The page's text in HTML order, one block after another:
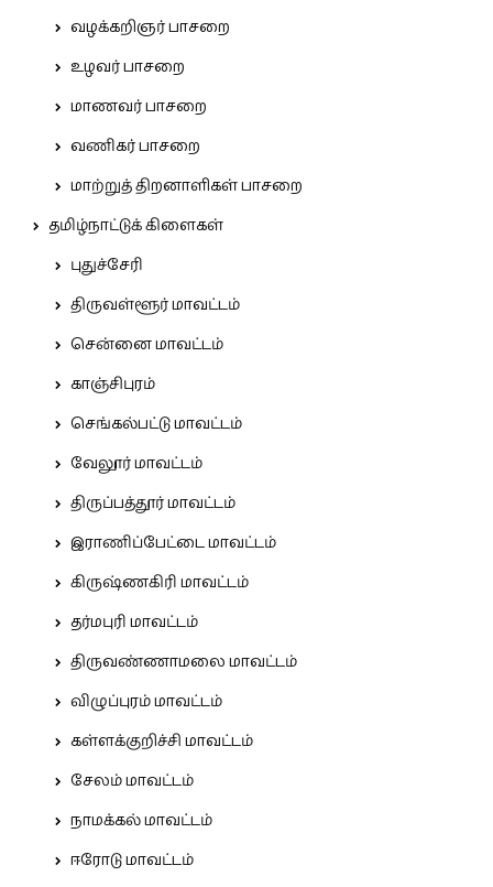
வழக்கறிஞர் பாசறை
உழவர் பாசறை
மாணவர் பாசறை
வணிகர் பாசறை
மாற்றுத் திறனாளிகள் பாசறை
தமிழ்நாட்டுக் கிளைகள்
புதுச்சேரி
திருவள்ளூர் மாவட்டம்
சென்னை மாவட்டம்
காஞ்சிபுரம்
செங்கல்பட்டு மாவட்டம்
வேலூர் மாவட்டம்
திருப்பத்தூர் மாவட்டம்
இராணிப்பேட்டை மாவட்டம்
கிருஷ்ணகிரி மாவட்டம்
தர்மபுரி மாவட்டம்
திருவண்ணாமலை மாவட்டம்
விழுப்புரம் மாவட்டம்
கள்ளக்குறிச்சி மாவட்டம்
சேலம் மாவட்டம்
நாமக்கல் மாவட்டம்
ஈரோடு மாவட்டம்